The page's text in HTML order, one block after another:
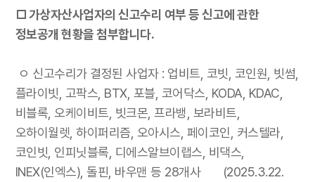
□ 가상자산사업자의 신고수리 여부 등 신고에 관한
정보공개 현황을 첨부합니다.
ㅇ 신고수리가 결정된 사업자 : 업비트, 코빗, 코인원, 빗썸,
플라이빗, 고팍스, BTX, 포블, 코어닥스, KODA, KDAC,
비블록, 오케이비트, 빗크몬, 프라뱅, 보라비트,
오하이월렛, 하이퍼리즘, 오아시스, 페이코인, 커스텔라,
코인빗, 인피닛블록, 디에스알브이랩스, 비댁스,
INEX(인엑스), 돌핀, 바우맨 등 28개사 (2025.3.22.